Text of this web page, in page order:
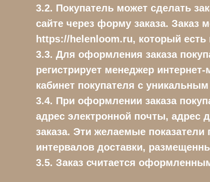
3.2. Покупатель может сделать
сайте через форму заказа. Заказ
https://helenloom.ru, который
3.3. Для оформления заказа
регистрирует менеджер
кабинет покупателя с
3.4. При оформлении заказа
адрес электронной почты, адрес
заказа. Эти желаемые
интервалов доставки,
3.5. Заказ считается